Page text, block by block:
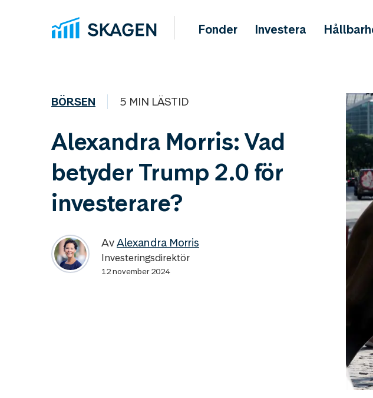
Fonder Investera
BÖRSEN 5 MIN LÄSTID
Alexandra Morris: Vad
betyder Trump 2.0 för
investerare?
AvAlexandra Morris
Investeringsdirektör
12 november 2024